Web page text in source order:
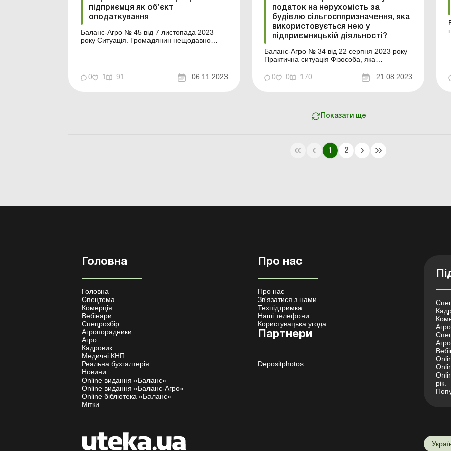
підприємця як об’єкт
оподаткування
Баланс-Агро № 45 від 7 листопада 2023
року Ситуація. Громадянин нещодавно
подати форму № 20-ОПП, відобразивши в
ній, зокрема, інформацію про свою
0 1 91 06.11.2023
податок на нерухомість за
будівлю сільгосппризначення, яка
використовується нею у
підприємницькій діяльності?
Баланс-Агро № 34 від 22 серпня 2023 року
Практична ситуація Фізособа, яка
вирощуванням сільгосппродукції, має у
власності будівлю складу, яку використовує
0 0 170 21.08.2023
Показати ще
1 2
Головна
Головна
Спецтема
Комерція
Вебінари
Спецрозбір
Агропорадники
Агро
Кадровик
Медичні КНП
Реальна бухгалтерія
Новини
Online видання «Баланс»
Online видання «Баланс-Агро»
Online бібліотека «Баланс»
Мітки
Про нас
Про нас
Зв'язатися з нами
Техпідтримка
Наші телефони
Користувацька угода
Партнери
Depositphotos
рік.